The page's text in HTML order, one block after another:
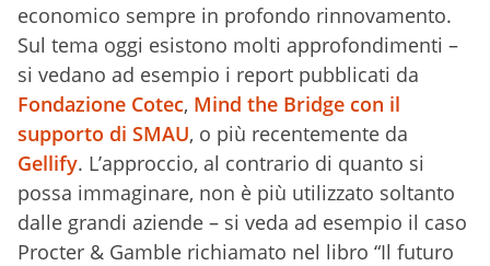
economico sempre in profondo rinnovamento.
Sul tema oggi esistono molti approfondimenti –
si vedano ad esempio i report pubblicati da
Fondazione Cotec, Mind the Bridge con il
supporto di SMAU, o più recentemente da
Gellify. L’approccio, al contrario di quanto si
possa immaginare, non è più utilizzato soltanto
dalle grandi aziende – si veda ad esempio il caso
Procter & Gamble richiamato nel libro “Il futuro